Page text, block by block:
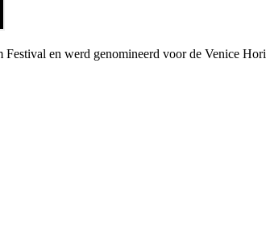
en werd genomineerd voor de Venice